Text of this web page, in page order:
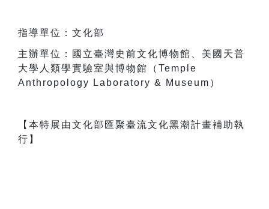
指導單位：文化部
主辦單位：國立臺灣史前文化博物館、美國天普
大學人類學實驗室與博物館（Temple
Anthropology Laboratory & Museum）
【本特展由文化部匯聚臺流文化黑潮計畫補助執
行】